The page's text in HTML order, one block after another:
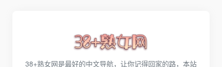
38+熟女网是最好的中文导航，让你记得回家的路，本站